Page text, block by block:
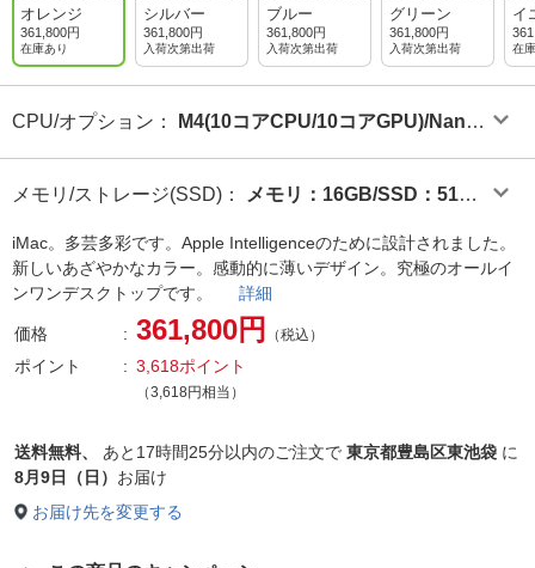
オレンジ
361,800円
在庫あり
シルバー
361,800円
入荷次第出荷
ブルー
361,800円
入荷次第出荷
グリーン
361,800円
入荷次第出荷
イ
在
CPU/オプション ：
M4(10コアCPU/10コアGPU)/Nano-
メモリ/ストレージ(SSD) ：
メモリ：16GB/SSD：512G
iMac。多芸多彩です。Apple Intelligenceのために設計されました。
新しいあざやかなカラー。感動的に薄いデザイン。究極のオールイ
ンワンデスクトップです。 詳細
価格 361,800円 （税込）
ポイント 3,618ポイント
（3,618円相当）
送料無料、 あと 17時間25分以内のご注文で 東京都豊島区東池袋 に
8月9日（日） お届け
お届け先を変更する